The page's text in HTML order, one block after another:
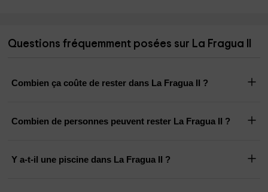
Questions fréquemment posées sur La Fragua II
Combien ça coûte de rester dans La Fragua II ?
Combien de personnes peuvent rester La Fragua II ?
Y a-t-il une piscine dans La Fragua II ?